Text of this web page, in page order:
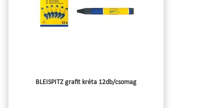
BLEISPITZ grafit kréta 12db/csomag